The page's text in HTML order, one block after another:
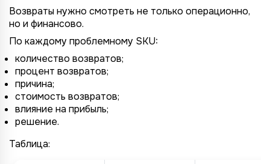
Возвраты нужно смотреть не только операционно,
но и финансово.
По каждому проблемному SKU:
количество возвратов;
процент возвратов;
причина;
стоимость возвратов;
влияние на прибыль;
решение.
Таблица: